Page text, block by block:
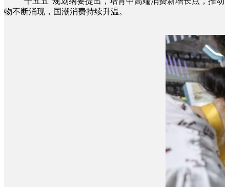
物不断涌现，国潮消费持续升温。